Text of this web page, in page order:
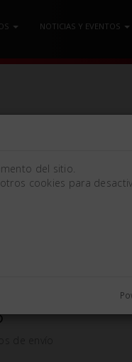
NOTICIAS Y EVENTOS
del sitio.
cookies para